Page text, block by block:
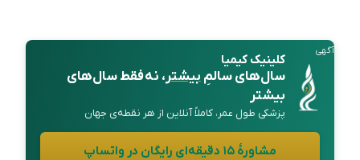
آگهی
کلینیک کیمیا
سال‌های سالمِبیشتر، نه فقط سال‌های
بیشتر
پزشکی طول عمر، کاملاً آنلاین از هر نقطه‌ی جهان
مشاورهٔ ۱۵ دقیقه‌ای رایگان در واتساپ